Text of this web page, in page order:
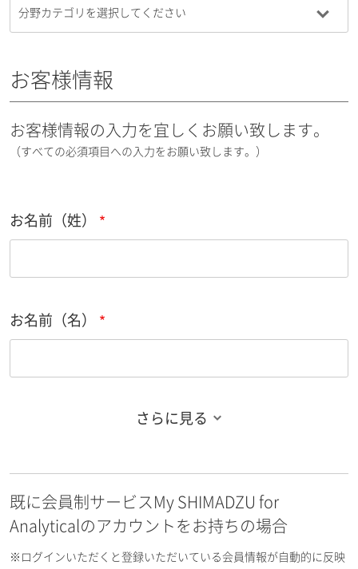
お客様情報
お客様情報の入力を宜しくお願い致します。
（すべての必須項目への入力をお願い致します。）
お名前（姓）
お名前（名）
お名前フリガナ（名）
さらに見る
既に会員制サービスMy SHIMADZU for
Analyticalのアカウントをお持ちの場合
※ログインいただくと登録いただいている会員情報が自動的に反映